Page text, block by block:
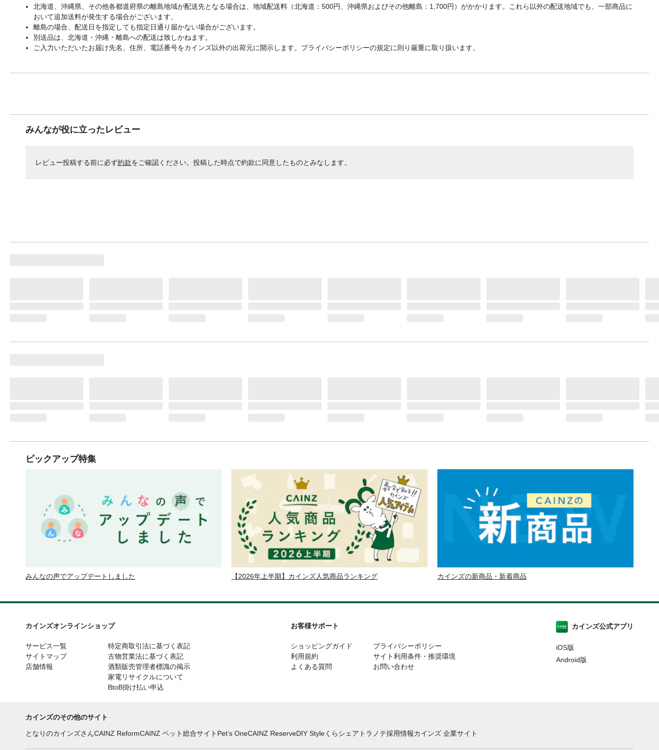
北海道、沖縄県、その他各都道府県の離島地域が配送先となる場合は、地域配送料（北海道：500円、沖縄県およびその他離島：1,700円）がかかります。これら以外の配送地域でも、一部商品に
おいて追加送料が発生する場合がございます。
離島の場合、配送日を指定しても指定日通り届かない場合がございます。
別送品は、北海道・沖縄・離島への配送は致しかねます。
ご入力いただいたお届け先名、住所、電話番号をカインズ以外の出荷元に開示します。プライバシーポリシーの規定に則り厳重に取り扱います。
みんなが役に立ったレビュー
レビュー投稿する前に必ず約款をご確認ください。投稿した時点で約款に同意したものとみなします。
ピックアップ特集
みんなの声でアップデートしました 【2026年上半期】カインズ人気商品ランキング カインズの新商品・新着商品
カインズオンラインショップ
サービス一覧
サイトマップ
店舗情報
特定商取引法に基づく表記
古物営業法に基づく表記
酒類販売管理者標識の掲示
家電リサイクルについて
BtoB掛け払い申込
お客様サポート
ショッピングガイド
利用規約
よくある質問
プライバシーポリシー
サイト利用条件・推奨環境
お問い合わせ
カインズ公式アプリ
iOS版
Android版
カインズのその他のサイト
となりのカインズさんCAINZ ReformCAINZ ペット総合サイト Pet’s OneCAINZ ReserveDIY Styleくらシェア トラノテ採用情報カインズ 企業サイト